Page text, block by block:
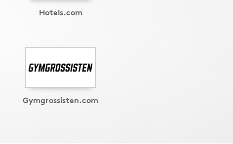
Hotels.com
Gymgrossisten.com